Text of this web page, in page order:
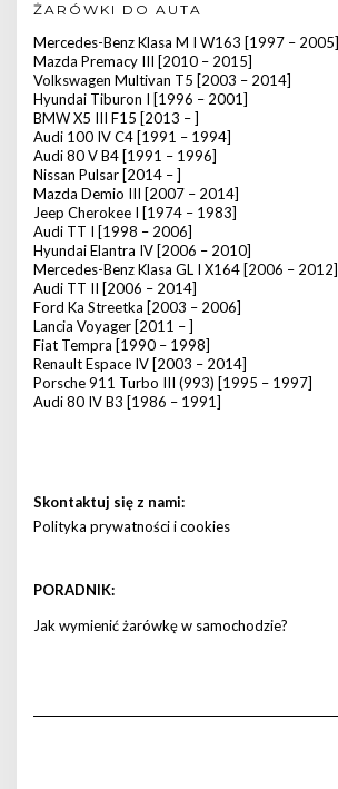
ŻARÓWKI DO AUTA
Mercedes-Benz Klasa M I W163 [1997 – 2005]
Mazda Premacy III [2010 – 2015]
Volkswagen Multivan T5 [2003 – 2014]
Hyundai Tiburon I [1996 – 2001]
BMW X5 III F15 [2013 – ]
Audi 100 IV C4 [1991 – 1994]
Audi 80 V B4 [1991 – 1996]
Nissan Pulsar [2014 – ]
Mazda Demio III [2007 – 2014]
Jeep Cherokee I [1974 – 1983]
Audi TT I [1998 – 2006]
Hyundai Elantra IV [2006 – 2010]
Mercedes-Benz Klasa GL I X164 [2006 – 2012]
Audi TT II [2006 – 2014]
Ford Ka Streetka [2003 – 2006]
Lancia Voyager [2011 – ]
Fiat Tempra [1990 – 1998]
Renault Espace IV [2003 – 2014]
Porsche 911 Turbo III (993) [1995 – 1997]
Audi 80 IV B3 [1986 – 1991]
Skontaktuj się z nami:
Polityka prywatności i cookies
PORADNIK:
Jak wymienić żarówkę w samochodzie?